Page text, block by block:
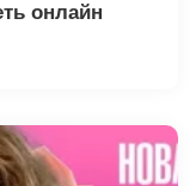
онлайн